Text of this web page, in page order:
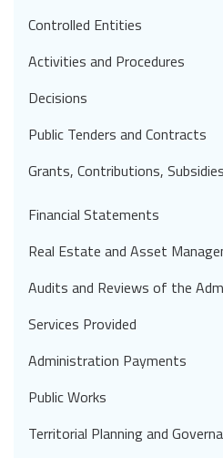
Controlled Entities
Activities and Procedures
Decisions
Public Tenders and Contracts
Grants, Contributions,
Financial Statements
Real Estate and Asset
Audits and Reviews of the
Services Provided
Administration Payments
Public Works
Territorial Planning and